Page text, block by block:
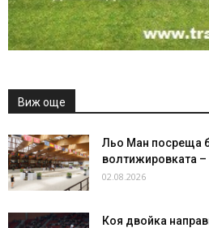
Виж още
Льо Ман посреща
волтижировката
02.08.2026
Коя двойка